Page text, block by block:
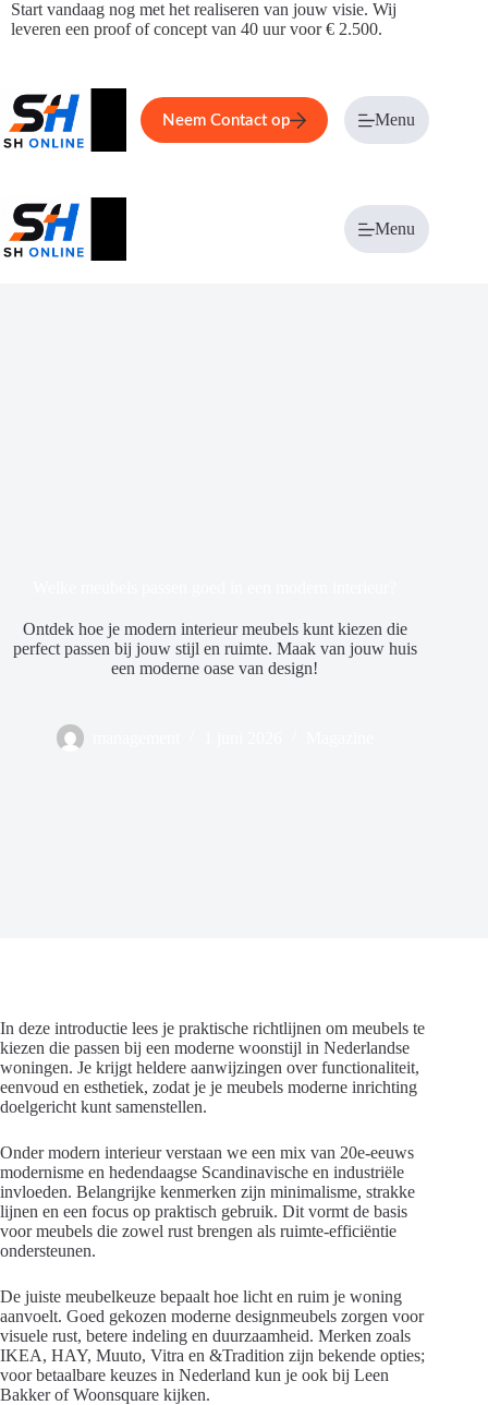
Ga
naar
Start vandaag nog met het realiseren van jouw visie. Wij
leveren een proof of concept van 40 uur voor € 2.500.
Home Service Over ons
Neem Contact op Menu
Menu
Ontdek hoe je modern interieur meubels kunt kiezen die
perfect passen bij jouw stijl en ruimte. Maak van jouw huis
een moderne oase van design!
In deze introductie lees je praktische richtlijnen om meubels te
kiezen die passen bij een moderne woonstijl in Nederlandse
woningen. Je krijgt heldere aanwijzingen over functionaliteit,
eenvoud en esthetiek, zodat je je meubels moderne inrichting
doelgericht kunt samenstellen.
Onder modern interieur verstaan we een mix van 20e-eeuws
modernisme en hedendaagse Scandinavische en industriële
invloeden. Belangrijke kenmerken zijn minimalisme, strakke
lijnen en een focus op praktisch gebruik. Dit vormt de basis
voor meubels die zowel rust brengen als ruimte-efficiëntie
ondersteunen.
De juiste meubelkeuze bepaalt hoe licht en ruim je woning
aanvoelt. Goed gekozen moderne designmeubels zorgen voor
visuele rust, betere indeling en duurzaamheid. Merken zoals
IKEA, HAY, Muuto, Vitra en &Tradition zijn bekende opties;
voor betaalbare keuzes in Nederland kun je ook bij Leen
Bakker of Woonsquare kijken.